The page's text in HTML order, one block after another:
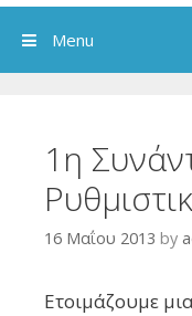
Menu
1η
16 Μαΐου 2013 by
Ετοιμάζουμε